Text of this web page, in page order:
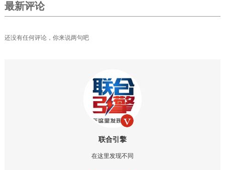
最新评论
还没有任何评论，你来说两句吧
联合引擎
在这里发现不同